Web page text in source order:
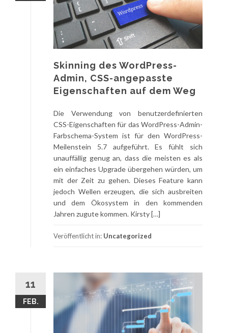
Skinning des WordPress-
Admin, CSS-angepasste
Eigenschaften auf dem Weg
Die Verwendung von benutzerdefinierten
CSS-Eigenschaften für das WordPress-Admin-
Farbschema-System ist für den WordPress-
Meilenstein 5.7 aufgeführt. Es fühlt sich
unauffällig genug an, dass die meisten es als
ein einfaches Upgrade übergehen würden, um
mit der Zeit zu gehen. Dieses Feature kann
jedoch Wellen erzeugen, die sich ausbreiten
und dem Ökosystem in den kommenden
Jahren zugute kommen. Kirsty […]
Veröffentlicht in: Uncategorized
11
FEB.